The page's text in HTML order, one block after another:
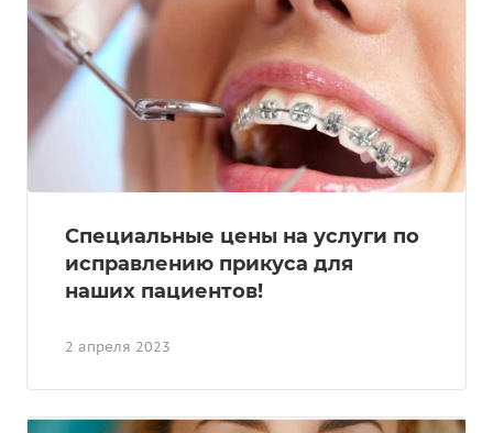
2 апреля 2023
Специальные цены на услуги по
исправлению прикуса для
наших пациентов!